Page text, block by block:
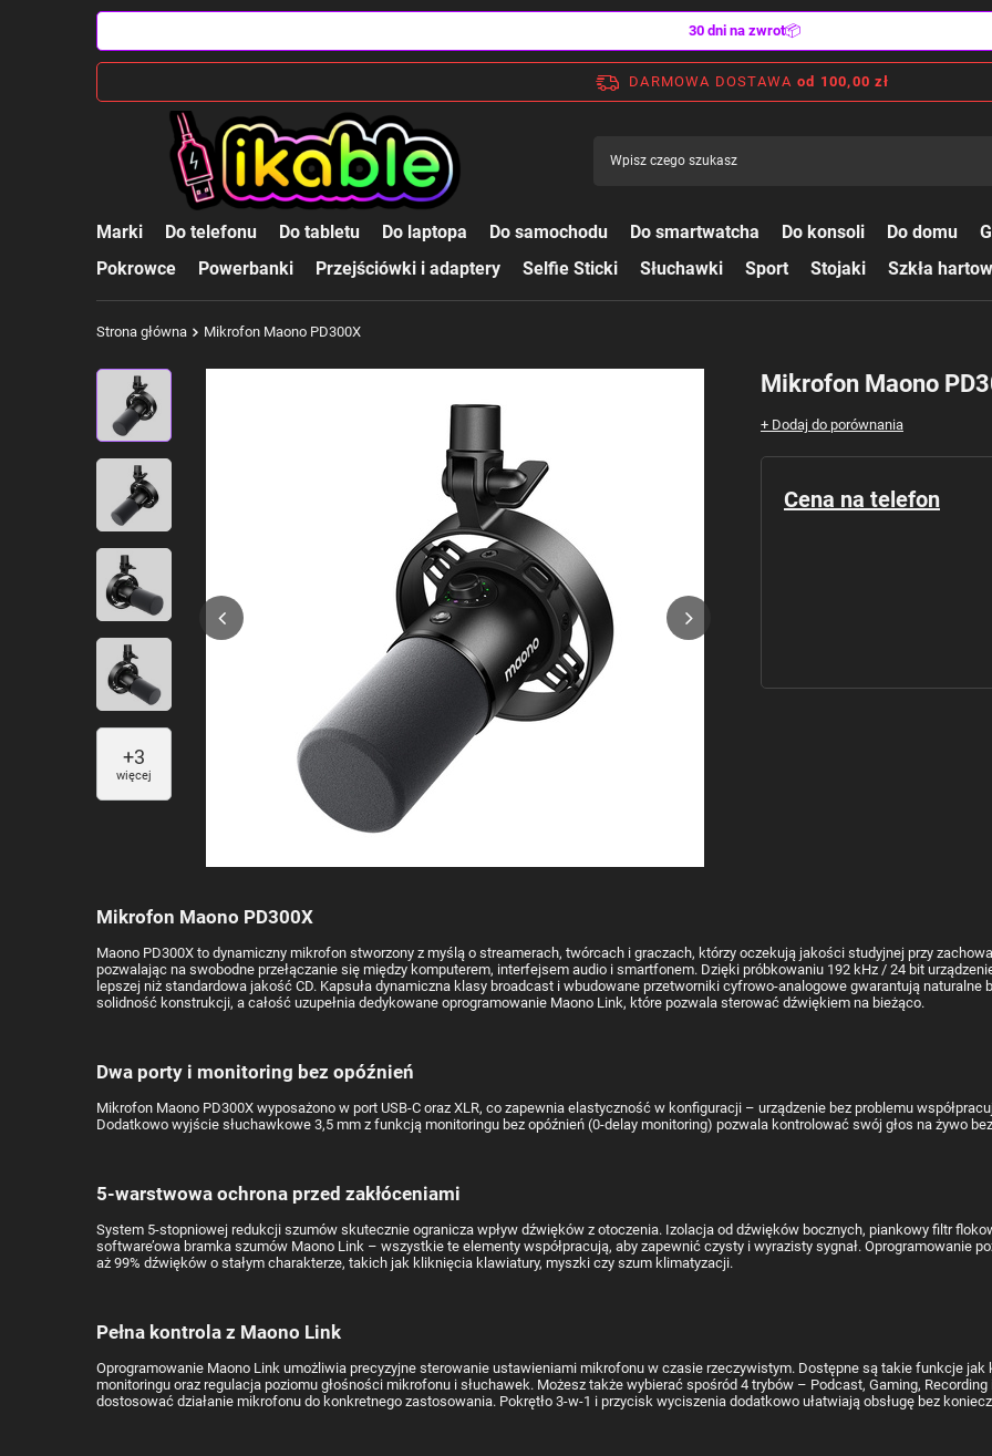
30 dni na zwrot📦
DARMOWA DOSTAWA od 100,00 zł
Marki Do telefonu Do tabletu Do laptopa Do samochodu Do smartwatcha Do konsoli Do domu
Pokrowce
Powerbanki Przejściówki i adaptery Selfie Sticki Słuchawki Sport Stojaki Szkła
Strona główna Mikrofon Maono PD300X
+3
więcej
Mikrofon Maono
+ Dodaj do porównania
Cena na telefon
Mikrofon Maono PD300X
Maono PD300X to dynamiczny mikrofon stworzony z myślą o streamerach, twórcach i graczach, którzy oczekują jakości studyjnej przy
pozwalając na swobodne przełączanie się między komputerem, interfejsem audio i smartfonem. Dzięki próbkowaniu 192 kHz / 24 bit
lepszej niż standardowa jakość CD. Kapsuła dynamiczna klasy broadcast i wbudowane przetworniki cyfrowo-analogowe gwarantują naturalne
solidność konstrukcji, a całość uzupełnia dedykowane oprogramowanie Maono Link, które pozwala sterować dźwiękiem na bieżąco.
Dwa porty i monitoring bez opóźnień
Mikrofon Maono PD300X wyposażono w port USB-C oraz XLR, co zapewnia elastyczność w konfiguracji – urządzenie bez problemu
Dodatkowo wyjście słuchawkowe 3,5 mm z funkcją monitoringu bez opóźnień (0-delay monitoring) pozwala kontrolować swój głos na żywo
5-warstwowa ochrona przed zakłóceniami
System 5-stopniowej redukcji szumów skutecznie ogranicza wpływ dźwięków z otoczenia. Izolacja od dźwięków bocznych, piankowy filtr
software’owa bramka szumów Maono Link – wszystkie te elementy współpracują, aby zapewnić czysty i wyrazisty sygnał. Oprogramowanie
aż 99% dźwięków o stałym charakterze, takich jak kliknięcia klawiatury, myszki czy szum klimatyzacji.
Pełna kontrola z Maono Link
Oprogramowanie Maono Link umożliwia precyzyjne sterowanie ustawieniami mikrofonu w czasie rzeczywistym. Dostępne są takie funkcje
monitoringu oraz regulacja poziomu głośności mikrofonu i słuchawek. Możesz także wybierać spośród 4 trybów – Podcast, Gaming,
dostosować działanie mikrofonu do konkretnego zastosowania. Pokrętło 3-w-1 i przycisk wyciszenia dodatkowo ułatwiają obsługę bez